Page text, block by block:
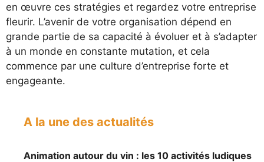
en œuvre ces stratégies et regardez votre entreprise
fleurir. L’avenir de votre organisation dépend en
grande partie de sa capacité à évoluer et à s’adapter
à un monde en constante mutation, et cela
commence par une culture d’entreprise forte et
engageante.
A la une des actualités
Animation autour du vin : les 10 activités ludiques